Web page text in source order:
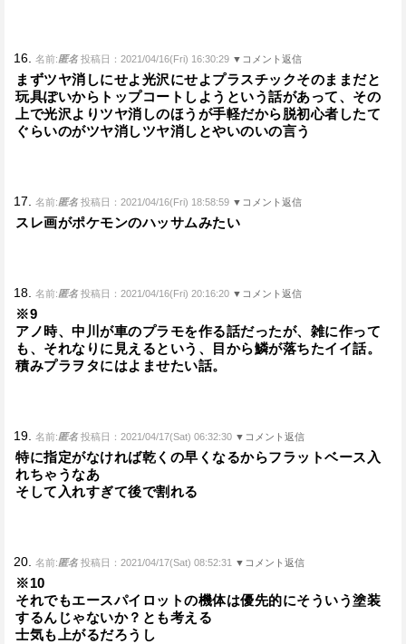
16. 名前:匿名 投稿日：2021/04/16(Fri) 16:30:29 ▼コメント返信
まずツヤ消しにせよ光沢にせよプラスチックそのままだと
玩具ぽいからトップコートしようという話があって、その
上で光沢よりツヤ消しのほうが手軽だから脱初心者したて
ぐらいのがツヤ消しツヤ消しとやいのいの言う
17. 名前:匿名 投稿日：2021/04/16(Fri) 18:58:59 ▼コメント返信
スレ画がポケモンのハッサムみたい
18. 名前:匿名 投稿日：2021/04/16(Fri) 20:16:20 ▼コメント返信
※9
アノ時、中川が車のプラモを作る話だったが、雑に作って
も、それなりに見えるという、目から鱗が落ちたイイ話。
積みプラヲタにはよませたい話。
19. 名前:匿名 投稿日：2021/04/17(Sat) 06:32:30 ▼コメント返信
特に指定がなければ乾くの早くなるからフラットベース入
れちゃうなあ
そして入れすぎて後で割れる
20. 名前:匿名 投稿日：2021/04/17(Sat) 08:52:31 ▼コメント返信
※10
それでもエースパイロットの機体は優先的にそういう塗装
するんじゃないか？とも考える
士気も上がるだろうし